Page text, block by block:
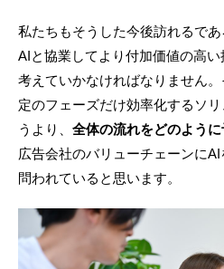
私たちもそうした今後訪れるであ
AIと協業してより付加価値の高
考えていかなければなりません
定のフェーズだけ効率化するソ
うより、 全体の流れをどのよう
広告会社のバリューチェーンに
問われていると思います。